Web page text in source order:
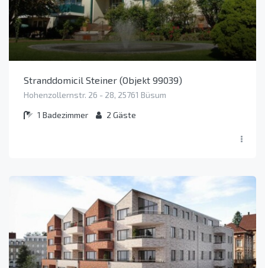
Stranddomicil Steiner (Objekt 99039)
Hohenzollernstr. 26 - 28, 25761 Büsum
1 Badezimmer 2 Gäste